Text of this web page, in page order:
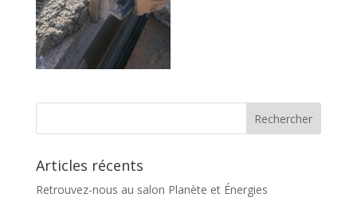
Articles récents
Retrouvez-nous au salon Planète et Énergies